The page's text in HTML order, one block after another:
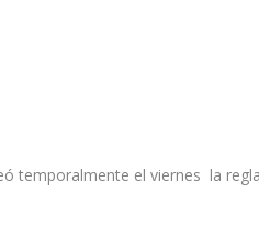
temporalmente el viernes la